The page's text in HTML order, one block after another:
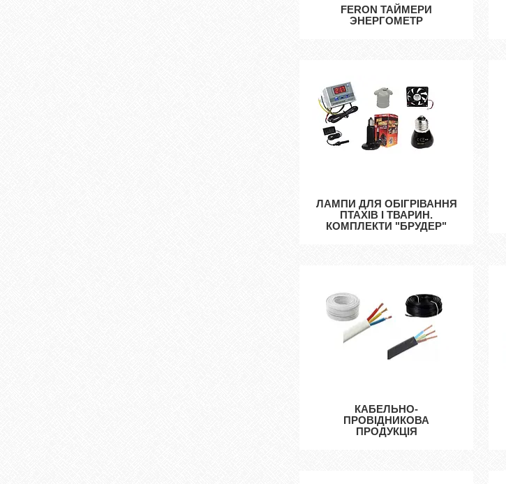
FERON ТАЙМЕРИ
ЭНЕРГОМЕТР
ЛАМПИ ДЛЯ ОБІГРІВАННЯ
ПТАХІВ І ТВАРИН.
КОМПЛЕКТИ "БРУДЕР"
КАБЕЛЬНО-
ПРОВІДНИКОВА
ПРОДУКЦІЯ